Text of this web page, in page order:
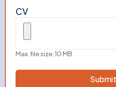
CV
Max. file size: 10 MB.